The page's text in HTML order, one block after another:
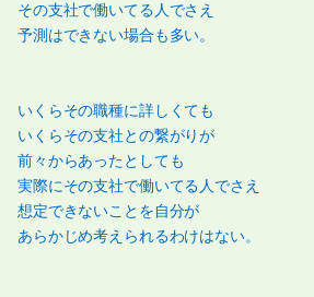
その支社で働いてる人でさえ
予測はできない場合も多い。
いくらその職種に詳しくても
いくらその支社との繋がりが
前々からあったとしても
実際にその支社で働いてる人でさえ
想定できないことを自分が
あらかじめ考えられるわけはない。